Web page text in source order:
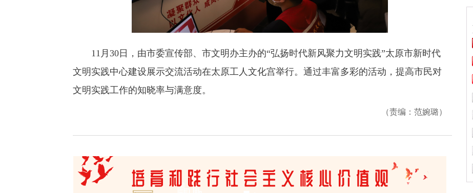
11月30日，由市委宣传部、市文明办主办的“弘扬时代新风聚力文明实践”太原市新时代
文明实践中心建设展示交流活动在太原工人文化宫举行。通过丰富多彩的活动，提高市民对
文明实践工作的知晓率与满意度。
（责编：范婉璐）